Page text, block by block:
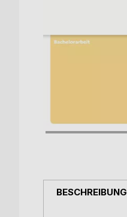
BESCHREIBUNG